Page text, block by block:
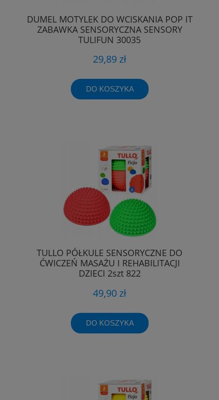
DUMEL MOTYLEK DO WCISKANIA POP IT
ZABAWKA SENSORYCZNA SENSORY
TULIFUN 30035
29,89 zł
DO KOSZYKA
TULLO PÓŁKULE SENSORYCZNE DO
ĆWICZEŃ MASAŻU I REHABILITACJI
DZIECI 2szt 822
49,90 zł
DO KOSZYKA